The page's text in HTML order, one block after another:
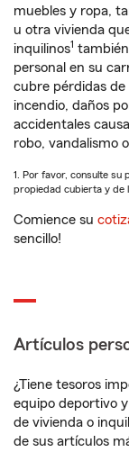
muebles y ropa,
u otra vivienda
inquilinos1
personal en su
cubre pérdidas de
incendio, daños
accidentales
robo, vandalismo
1. Por favor, consulte su
propiedad cubierta y de
Comience su
sencillo!
Artículos
¿Tiene tesoros
equipo deportivo
de vivienda o
de sus artículos